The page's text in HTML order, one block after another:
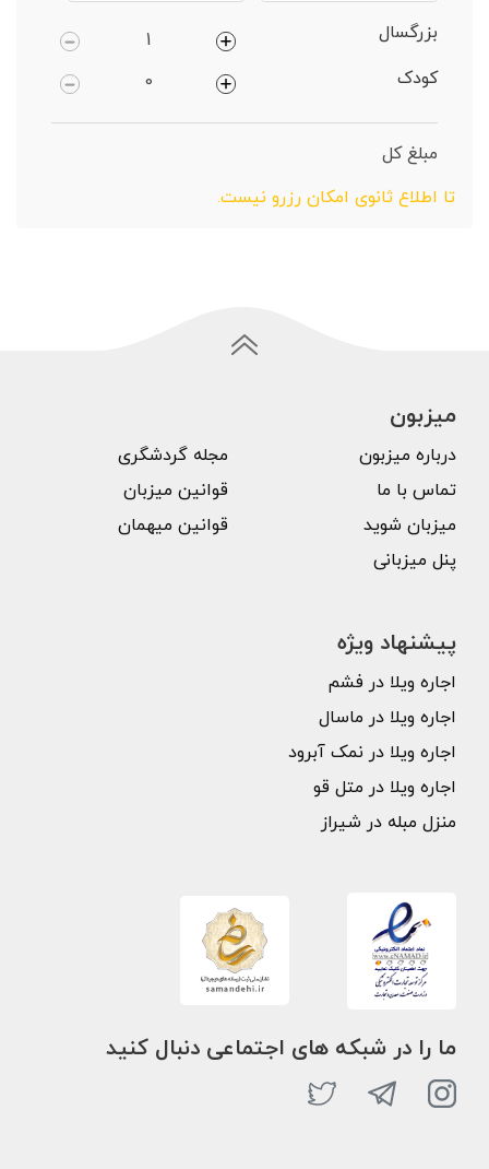
بزرگسال
کودک
مبلغ کل
تا اطلاع ثانوی امکان رزرو نیست.
میزبون
درباره میزبون
تماس با ما
میزبان شوید
پنل میزبانی
مجله گردشگری
قوانین میزبان
قوانین میهمان
پیشنهاد ویژه
اجاره ویلا در فشم
اجاره ویلا در ماسال
اجاره ویلا در نمک آبرود
اجاره ویلا در متل قو
منزل مبله در شیراز
ما را در شبکه های اجتماعی دنبال کنید